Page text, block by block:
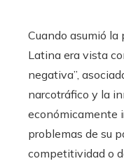
Cuando asumió
Latina era vista
negativa”,
narcotráfico y la
económicamente
problemas de su
competitividad o